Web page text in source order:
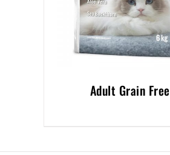
Adult Grain Free